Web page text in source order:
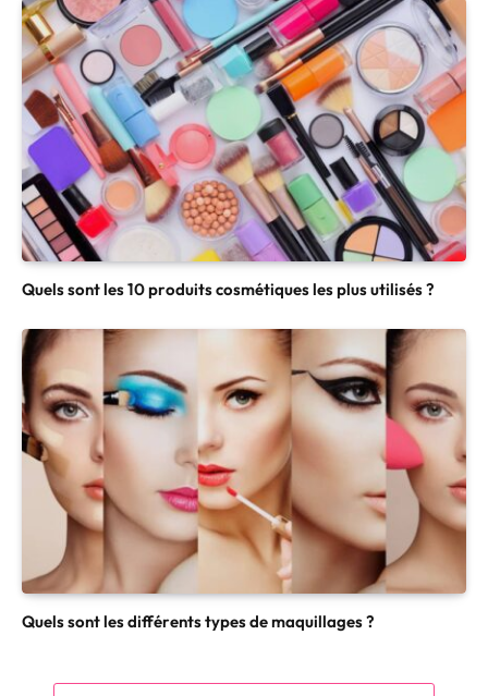
Quels sont les 10 produits cosmétiques les plus utilisés ?
Quels sont les différents types de maquillages ?